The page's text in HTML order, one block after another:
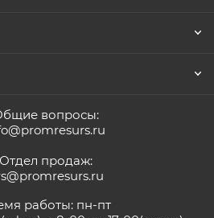
вопросы:
Отдел продаж:
работы: пн-пт